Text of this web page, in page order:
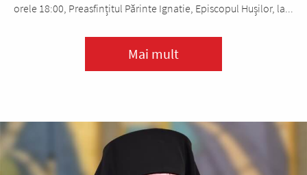
orele 18:00, Preasfințitul Părinte Ignatie, Episcopul Hușilor, la...
Mai mult